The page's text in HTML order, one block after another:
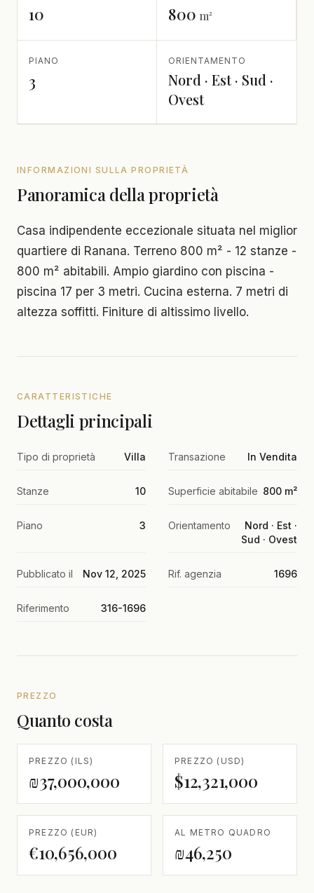
10 800 m²
PIANO
3
ORIENTAMENTO
Nord · Est · Sud ·
Ovest
INFORMAZIONI SULLA PROPRIETÀ
Panoramica della proprietà
Casa indipendente eccezionale situata nel miglior
quartiere di Ranana. Terreno 800 m² - 12 stanze -
800 m² abitabili. Ampio giardino con piscina -
piscina 17 per 3 metri. Cucina esterna. 7 metri di
altezza soffitti. Finiture di altissimo livello.
CARATTERISTICHE
Dettagli principali
Tipo di proprietà Villa Transazione In Vendita
Stanze 10 Superficie abitabile 800 m²
Piano 3 Orientamento
Nord · Est ·
Sud · Ovest
Pubblicato il Nov 12, 2025 Rif. agenzia 1696
Riferimento 316-1696
PREZZO
Quanto costa
PREZZO (ILS)
₪37,000,000
PREZZO (USD)
$12,321,000
PREZZO (EUR)
€10,656,000
AL METRO QUADRO
₪46,250